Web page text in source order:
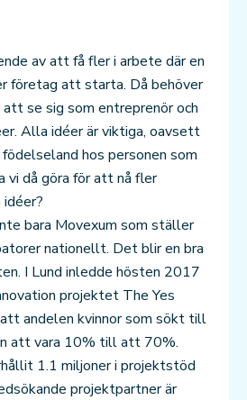
av att få fler i arbete där en
företag att starta. Då behöver
se sig som entreprenör och
Alla idéer är viktiga, oavsett
hos personen som
vi då göra för att nå fler
idéer?
bara Movexum som ställer
nationellt. Det blir en bra
I Lund inledde hösten 2017
projektet The Yes
andelen kvinnor som sökt till
att vara 10% till att 70%.
1.1 miljoner i projektstöd
projektpartner är